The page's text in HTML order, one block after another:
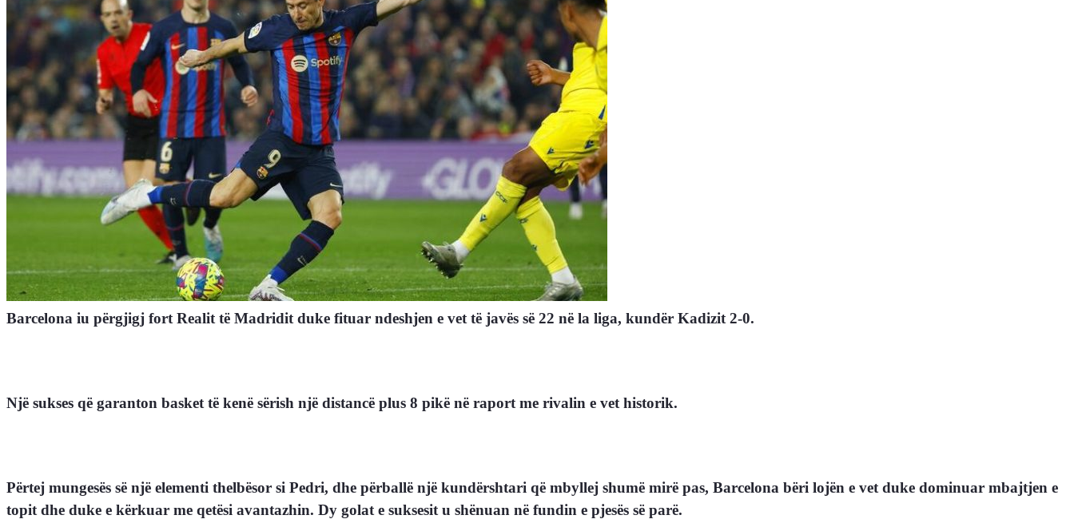
Barcelona iu përgjigj fort Realit të Madridit duke fituar ndeshjen e vet të javës së 22 në la liga, kundër Kadizit 2-0.
Një sukses që garanton basket të kenë sërish një distancë plus 8 pikë në raport me rivalin e vet historik.
Përtej mungesës së një elementi thelbësor si Pedri, dhe përballë një kundërshtari që mbyllej shumë mirë pas, Barcelona bëri lojën e vet duke dominuar mbajtjen e
topit dhe duke e kërkuar me qetësi avantazhin. Dy golat e suksesit u shënuan në fundin e pjesës së parë.